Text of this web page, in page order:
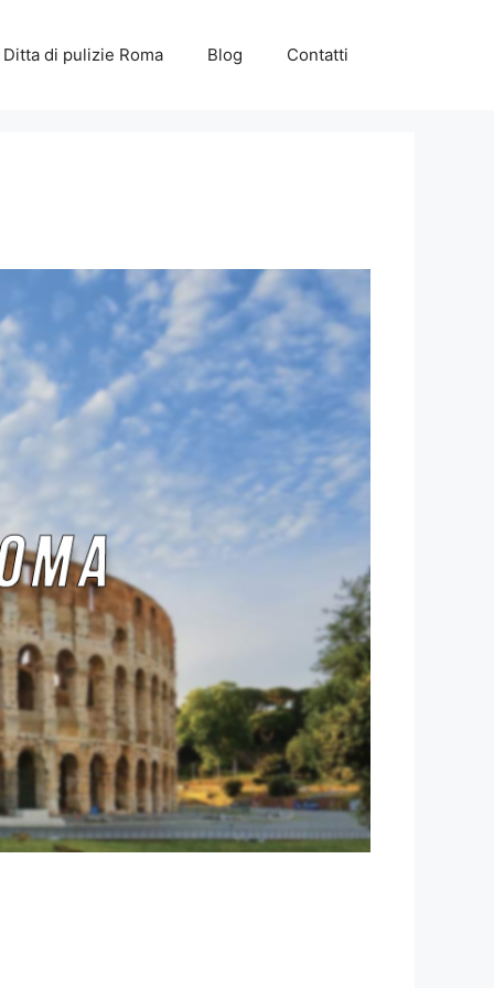
Ditta di pulizie Roma Blog Contatti